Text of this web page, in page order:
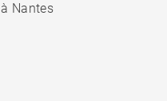
à Nantes